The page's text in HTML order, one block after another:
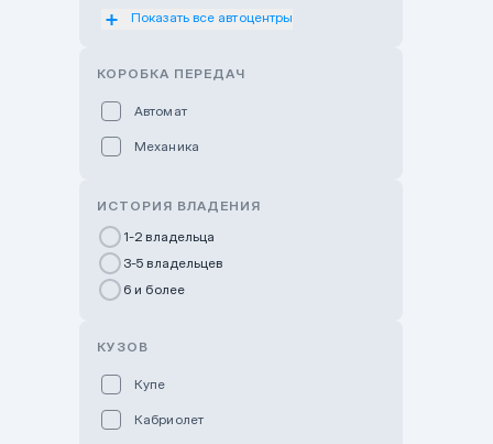
Mycar Uralsk
GWM Nurly Zhol
Chery Astana
Показать все автоцентры
КОРОБКА ПЕРЕДАЧ
Автомат
Механика
ИСТОРИЯ ВЛАДЕНИЯ
1-2 владельца
3-5 владельцев
6 и более
КУЗОВ
Купе
Кабриолет